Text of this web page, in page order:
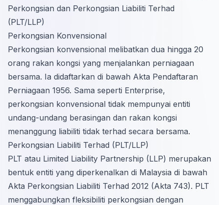
Perkongsian dan Perkongsian Liabiliti Terhad
(PLT/LLP)
Perkongsian Konvensional
Perkongsian konvensional melibatkan dua hingga 20
orang rakan kongsi yang menjalankan perniagaan
bersama. Ia didaftarkan di bawah Akta Pendaftaran
Perniagaan 1956. Sama seperti Enterprise,
perkongsian konvensional tidak mempunyai entiti
undang-undang berasingan dan rakan kongsi
menanggung liabiliti tidak terhad secara bersama.
Perkongsian Liabiliti Terhad (PLT/LLP)
PLT atau Limited Liability Partnership (LLP) merupakan
bentuk entiti yang diperkenalkan di Malaysia di bawah
Akta Perkongsian Liabiliti Terhad 2012 (Akta 743). PLT
menggabungkan fleksibiliti perkongsian dengan